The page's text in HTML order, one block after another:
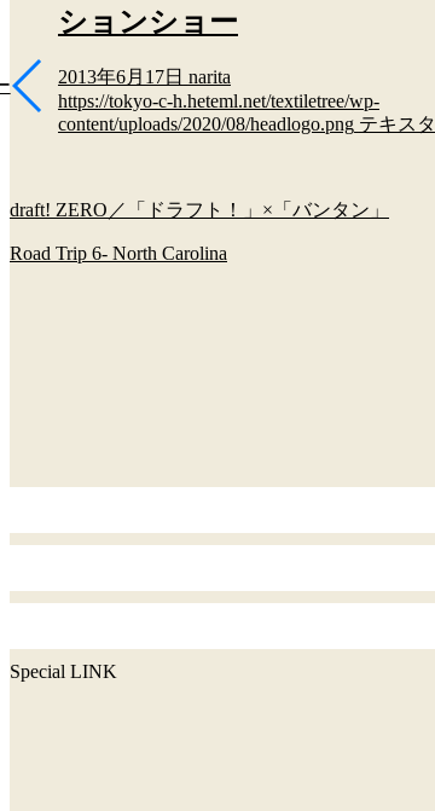
ションショー
2013年6月17日 narita
https://tokyo-c-h.heteml.net/textiletree/wp-
content/uploads/2020/08/headlogo.png テキス
draft! ZERO／「ドラフト！」×「バンタン」
Road Trip 6- North Carolina
Special LINK